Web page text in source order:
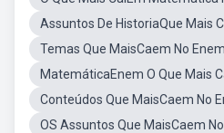
Assuntos De HistoriaQue Mais
Temas Que MaisCaem No Enem
MatemáticaEnem O Que Mais
Conteúdos Que MaisCaem No
OS Assuntos Que MaisCaem